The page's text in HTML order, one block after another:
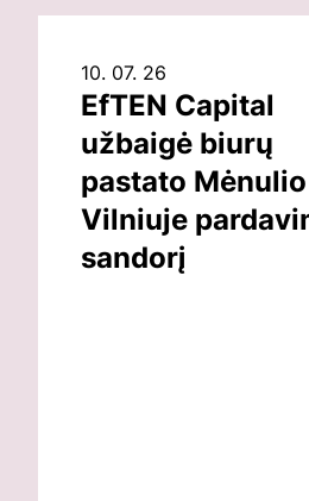
10. 07. 26
EfTEN Capital
užbaigė biurų
pastato
Vilniuje
sandorį